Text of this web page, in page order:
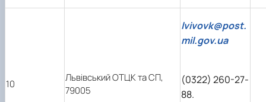
10
Львівський ОТЦК та СП,
79005
lvivovk@post.
mil.gov.ua
(0322) 260-27-
88.